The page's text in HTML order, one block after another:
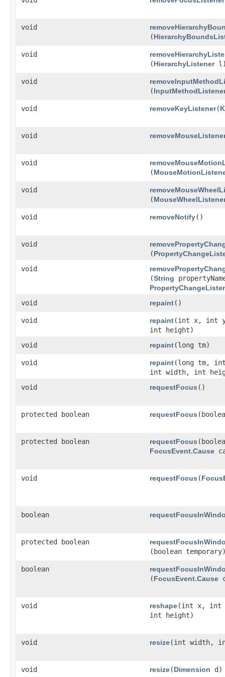
void
(
void
(HierarchyListener
void
(
void removeKeyListener​(
void
void
(
void
(
void removeNotify()
void
(
void
(String
void
repaint()
void repaint​(int x, int
int height)
void
repaint​(long tm)
void repaint​(long tm,
int width, int
void
requestFocus ()
protected boolean requestFocus
protected boolean requestFocus
FocusEvent.Cause
void requestFocus ​(
boolean
protected boolean
(boolean
boolean
(FocusEvent.Cause
void reshape​(int x, int
int height)
void resize​(int width,
void resize​(Dimension d)